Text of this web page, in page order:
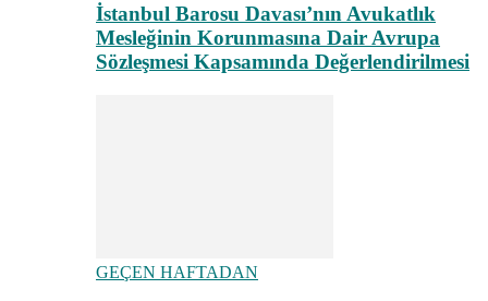
İstanbul Barosu Davası’nın Avukatlık
Mesleğinin Korunmasına Dair Avrupa
Sözleşmesi Kapsamında Değerlendirilmesi
GEÇEN HAFTADAN